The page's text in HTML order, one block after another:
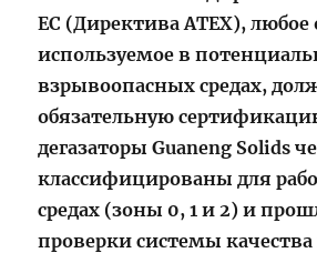
ЕС (Директива ATEX), любое
используемое в
взрывоопасных средах,
обязательную
дегазаторы Guaneng Solids
классифицированы для
средах (зоны 0, 1 и 2) и
проверки системы